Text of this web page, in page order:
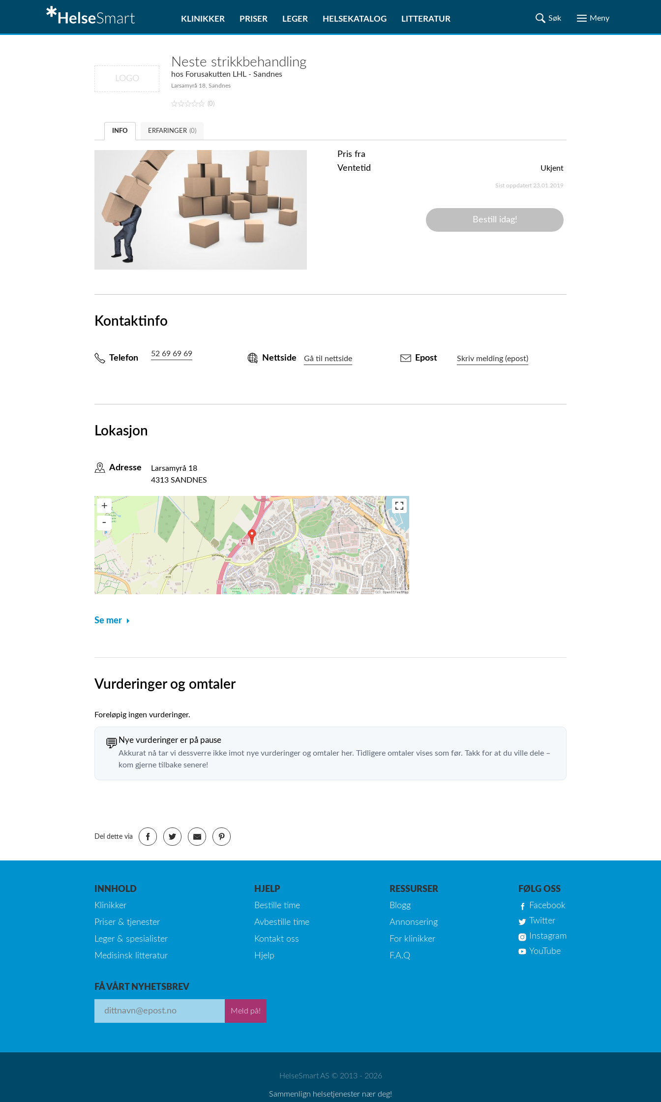
KLINIKKER PRISER LEGER HELSEKATALOG LITTERATUR
LOGO
Neste strikkbehandling
hos Forusakutten LHL - Sandnes
Larsamyrå 18, Sandnes
(0)
INFO ERFARINGER (0)
Pris fra
Ventetid
Ukjent
Sist oppdatert 23.01.2019
Bestill idag!
Kontaktinfo
Telefon 52 69 69 69 Nettside Gå til nettside Epost Skriv melding (epost)
Lokasjon
Adresse
Larsamyrå 18
4313 SANDNES
Se mer
Vurderinger og omtaler
Foreløpig ingen vurderinger.
💬 Nye vurderinger er på pause
Akkurat nå tar vi dessverre ikke imot nye vurderinger og omtaler her. Tidligere omtaler vises som før. Takk for at du ville dele –
kom gjerne tilbake senere!
Del dette via
INNHOLD
Klinikker
Priser & tjenester
Leger & spesialister
Medisinsk litteratur
HJELP
Bestille time
Avbestille time
Kontakt oss
Hjelp
RESSURSER
Blogg
Annonsering
For klinikker
F.A.Q
FØLG OSS
Facebook
Twitter
Instagram
YouTube
FÅ VÅRT NYHETSBREV
Meld på!
HelseSmart AS © 2013 - 2026
Sammenlign helsetjenester nær deg!